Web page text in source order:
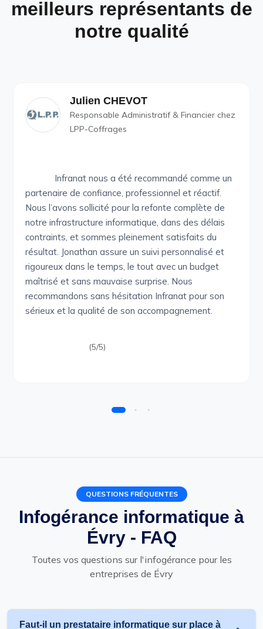
meilleurs représentants de
notre qualité
Julien CHEVOT
Responsable Administratif & Financier chez
LPP-Coffrages
Infranat nous a été recommandé comme un
partenaire de confiance, professionnel et réactif.
Nous l’avons sollicité pour la refonte complète de
notre infrastructure informatique, dans des délais
contraints, et sommes pleinement satisfaits du
résultat. Jonathan assure un suivi personnalisé et
rigoureux dans le temps, le tout avec un budget
maîtrisé et sans mauvaise surprise. Nous
recommandons sans hésitation Infranat pour son
sérieux et la qualité de son accompagnement.
(5/5)
QUESTIONS FRÉQUENTES
Infogérance informatique à
Évry - FAQ
Toutes vos questions sur l'infogérance pour les
entreprises de Évry
Faut-il un prestataire informatique sur place à